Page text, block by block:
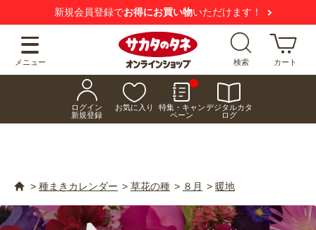
【注意喚起】悪質な偽サイトにご注意ください
メニュー 検索 カート
ログイン
新規登録
お気に入り
特集・キャン
ペーン
デジタルカタ
ログ
> 種まきカレンダー > 草花の種 > ８月 > 暖地